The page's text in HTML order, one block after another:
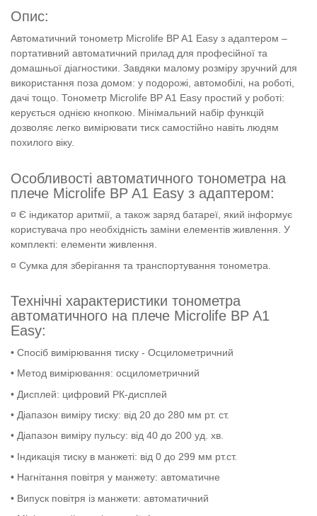
Опис:
Автоматичний тонометр Microlife BP A1 Easy з адаптером –
портативний автоматичний прилад для професійної та
домашньої діагностики. Завдяки малому розміру зручний для
використання поза домом: у подорожі, автомобілі, на роботі,
дачі тощо. Тонометр Microlife BP A1 Easy простий у роботі:
керується однією кнопкою. Мінімальний набір функцій
дозволяє легко вимірювати тиск самостійно навіть людям
похилого віку.
Особливості автоматичного тонометра на
плече Microlife BP A1 Easy з адаптером:
¤ Є індикатор аритмії, а також заряд батареї, який інформує
користувача про необхідність заміни елементів живлення. У
комплекті: елементи живлення.
¤ Сумка для зберігання та транспортування тонометра.
Технічні характеристики тонометра
автоматичного на плече Microlife BP A1
Easy:
• Спосіб вимірювання тиску - Осцилометричний
• Метод вимірювання: осцилометричний
• Дисплей: цифровий РК-дисплей
• Діапазон виміру тиску: від 20 до 280 мм рт. ст.
• Діапазон виміру пульсу: від 40 до 200 уд. хв.
• Індикація тиску в манжеті: від 0 до 299 мм рт.ст.
• Нагнітання повітря у манжету: автоматичне
• Випуск повітря із манжети: автоматичний